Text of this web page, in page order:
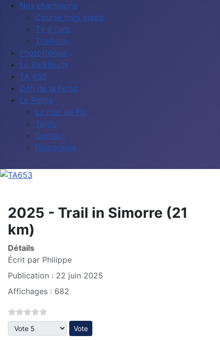
Nos champions
Course hors stade
Tir à l'arc
Triathlon
Photothèque
La Barklauch
TA 653
Défi de la Ferso
Le Pailha
Le mot de Flo
Tarifs
Contact
Diaporama
2025 - Trail in Simorre (21
km)
Détails
Écrit par Philippe
Publication : 22 juin 2025
Affichages : 682
Veuillez voter